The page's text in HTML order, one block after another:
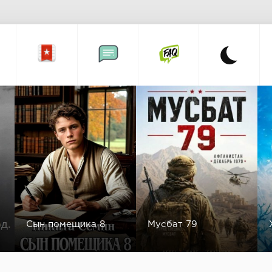
Сын помещика 8 Мусбат 79